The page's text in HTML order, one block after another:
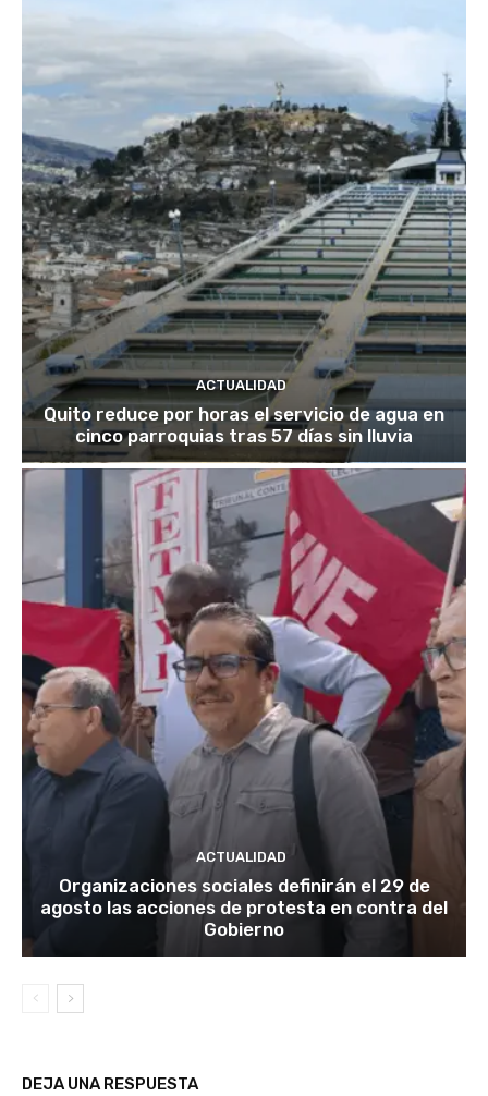
ACTUALIDAD
Quito reduce por horas el servicio de agua en
cinco parroquias tras 57 días sin lluvia
ACTUALIDAD
Organizaciones sociales definirán el 29 de
agosto las acciones de protesta en contra del
Gobierno
DEJA UNA RESPUESTA